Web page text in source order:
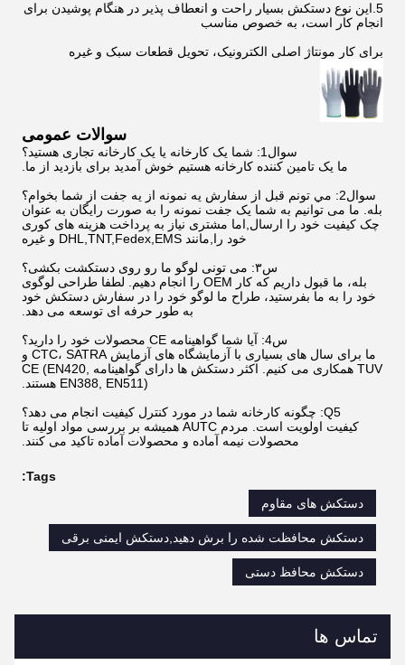
5.این نوع دستکش بسیار راحت و انعطاف پذیر در هنگام پوشیدن برای
انجام کار است، به خصوص مناسب
برای کار مونتاژ اصلی الکترونیک، تحویل قطعات سبک و غیره
سوالات عمومی
سوال1: شما یک کارخانه یا یک کارخانه تجاری هستید؟
ما یک تامین کننده کارخانه هستیم خوش آمدید برای بازدید از ما.
سوال2: مي تونم قبل از سفارش يه نمونه از يه جفت از شما بخوام؟
بله. ما می توانیم به شما یک جفت نمونه را به صورت رایگان به عنوان
چک کیفیت خود را ارسال,اما مشتری نیاز به پرداخت هزینه های کوری
خود را,مانند DHL,TNT,Fedex,EMS و غیره
س۳: می تونی لوگو ما رو روی دستکشت بکشی؟
بله، ما قبول داریم که کار OEM را انجام دهیم. لطفا طراحی لوگوی
خود را به ما بفرستید، طراح ما لوگو خود را در سفارش دستکش خود
به طور حرفه ای توسعه می دهد.
س4: آیا شما گواهینامه CE محصولات خود را دارید؟
ما برای سال های بسیاری با آزمایشگاه های آزمایش CTC، SATRA و
TUV همکاری می کنیم. اکثر دستکش ها دارای گواهینامه CE (EN420,
EN388, EN511) هستند.
Q5: چگونه کارخانه شما در مورد کنترل کیفیت انجام می دهد؟
کیفیت اولویت است. مردم AUTC همیشه بر بررسی مواد اولیه تا
محصولات نیمه آماده و محصولات آماده تاکید می کنند.
Tags:
دستکش های مقاوم
دستکش محافظت شده را برش دهید,دستکش ایمنی برقی
دستکش محافظ دستی
تماس ها